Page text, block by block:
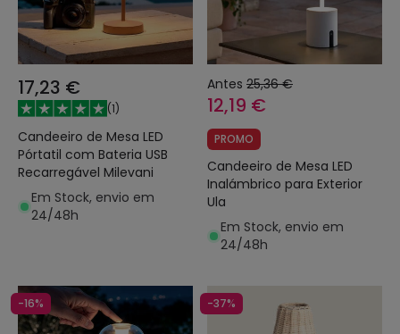
17,23 €
(1)
Candeeiro de Mesa LED
Pórtatil com Bateria USB
Recarregável Milevani
Em Stock, envio em
24/48h
Antes 25,36 €
12,19 €
PROMO
Candeeiro de Mesa LED
Inalámbrico para Exterior
Ula
Em Stock, envio em
24/48h
-16% -37%